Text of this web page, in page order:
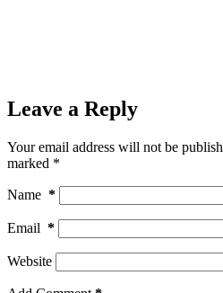
Leave a Reply
Your email address will not be
marked *
Name *
Email *
Website